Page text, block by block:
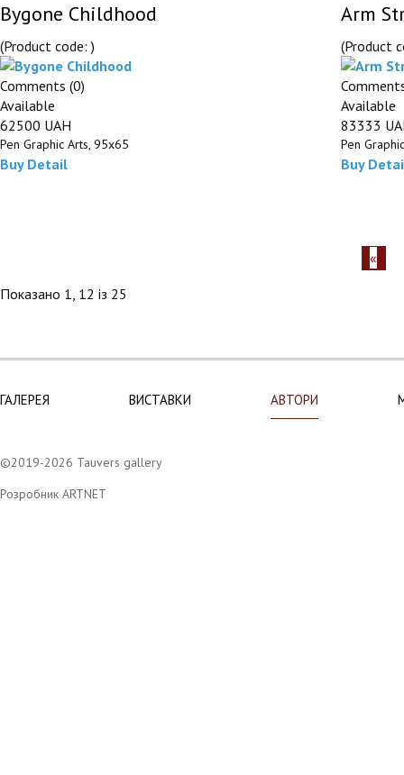
Bygone Childhood
(Product code:)
Comments (0)
Available
62500 UAH
Pen Graphic Arts, 95х65
Buy Detail
Arm
(Product
Available
83333
Pen
Buy
Показано 1, 12 із 25
ГАЛЕРЕЯ ВИСТАВКИ АВТОРИ
©2019-2026 Tauvers gallery
Розробник ARTNET